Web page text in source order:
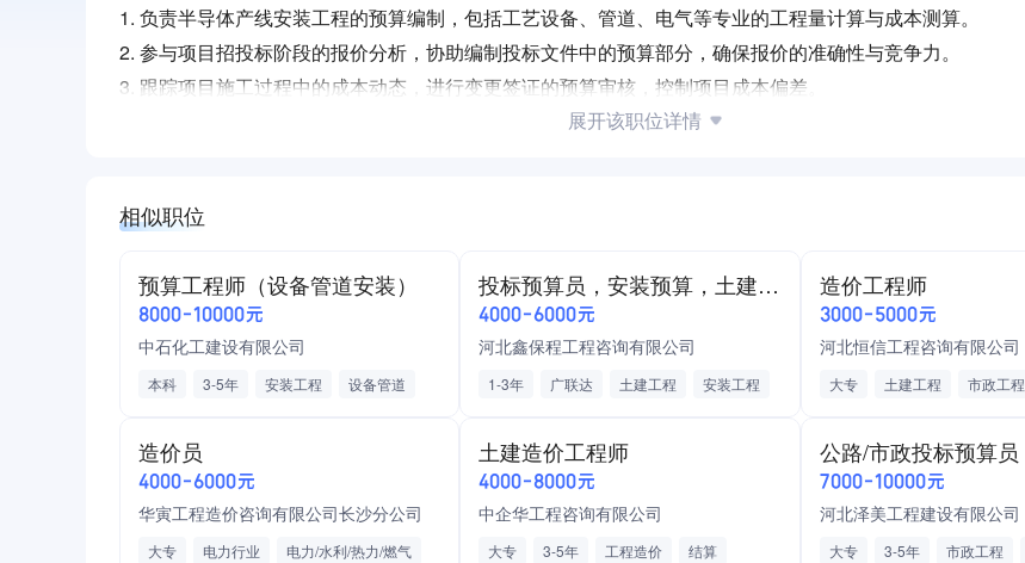
1. 负责半导体产线安装工程的预算编制，包括工艺设备、管道、电气等专业的工程量计算与成本测算。
2. 参与项目招投标阶段的报价分析，协助编制投标文件中的预算部分，确保报价的准确性与竞争力。
3. 跟踪项目施工过程中的成本动态，进行变更签证的预算审核，控制项目成本偏差。
4. 配合工程部门完成竣工结算，对比预算与实际成本差异，输出成本分析报告。
2. 具备3年以上安装工程预算经验，有半导体、电子厂房等洁净工程预算经验者优先。
4. 能独立解读施工图纸，掌握工程量计算规则，具备较强的成本分析与风险预判能力。
展开该职位详情
相似职位
预算工程师（设备管道安装）
8000-10000元
中石化工建设有限公司
本科 3-5年 安装工程
设备管道
投标预算员，安装预算，土建预算
4000-6000元
河北鑫保程工程咨询有限公司
1-3年 广联达 土建工程
安装工程
造价工程师
3000-5000元
河北恒信工程咨询有限公司
大专 土建工程 市政工程
造价员
4000-6000元
华寅工程造价咨询有限公司长沙分公司
大专 电力行业 电力/水利/热力/燃气
土建造价工程师
4000-8000元
中企华工程咨询有限公司
大专 3-5年 工程造价
结算
公路/市政投标预算员
7000-10000元
河北泽美工程建设有限公司
大专 3-5年 市政工程